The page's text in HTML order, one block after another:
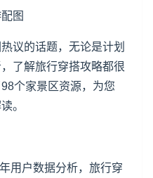
议的话题，无论是计划
了解旅行穿搭攻略都很
个家景区资源，为您
。
用户数据分析，旅行穿